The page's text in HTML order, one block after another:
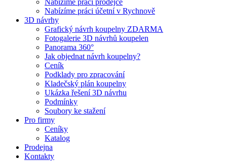
Nabízíme práci prodejce
Nabízíme práci účetní v Rychnově
3D návrhy
Grafický návrh koupelny ZDARMA
Fotogalerie 3D návrhů koupelen
Panorama 360°
Jak objednat návrh koupelny?
Ceník
Podklady pro zpracování
Kladečský plán koupelny
Ukázka řešení 3D návrhu
Podmínky
Soubory ke stažení
Pro firmy
Ceníky
Katalog
Prodejna
Kontakty